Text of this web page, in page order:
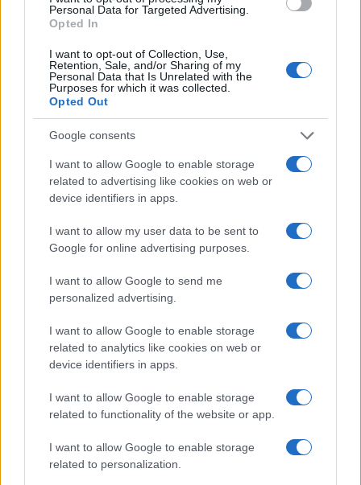
Personal Data for Targeted Advertising.
Opted In
I want to opt-out of Collection, Use,
Retention, Sale, and/or Sharing of my
Personal Data that Is Unrelated with the
Purposes for which it was collected.
Opted Out
Google consents
I want to allow Google to enable storage
related to advertising like cookies on web or
device identifiers in apps.
I want to allow my user data to be sent to
Google for online advertising purposes.
I want to allow Google to send me
personalized advertising.
I want to allow Google to enable storage
related to analytics like cookies on web or
device identifiers in apps.
I want to allow Google to enable storage
related to functionality of the website or app.
I want to allow Google to enable storage
related to personalization.
AUTEUR
Ra Mi